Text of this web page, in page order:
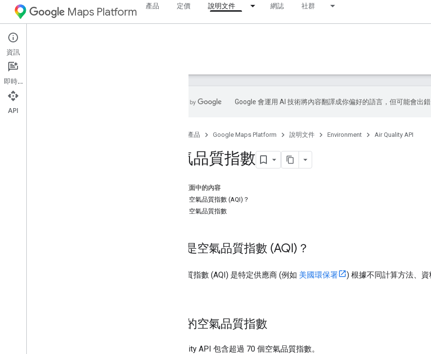
Maps Platform 產品 定價 說明文件 網誌 社群
Environment
指南
Google 會運用 AI 技術將內容翻譯成你偏好的語言，但可能會出錯
產品 Google Maps Platform 說明文件 Environment Air Quality API
空氣品質指數
這個頁面中的內容
什麼是空氣品質指數 (AQI)？
支援的空氣品質指數
什麼是空氣品質指數 (AQI)？
空氣品質指數 (AQI) 是特定供應商 (例如 美國環保署
) 根據不同計算方法、
支援的空氣品質指數
Air Quality API 包含超過 70 個空氣品質指數。
資訊
即時通訊
API